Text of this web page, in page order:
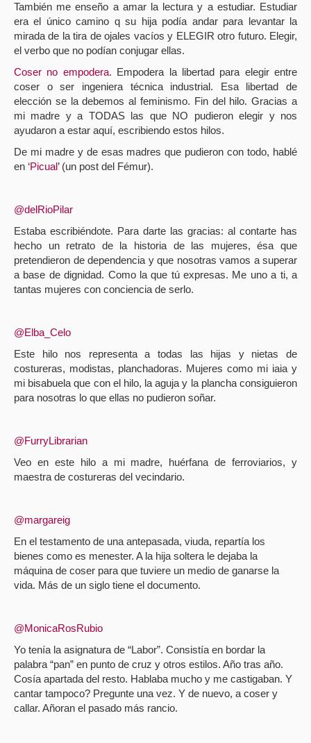
También me enseño a amar la lectura y a estudiar. Estudiar
era el único camino q su hija podía andar para levantar la
mirada de la tira de ojales vacíos y ELEGIR otro futuro. Elegir,
el verbo que no podían conjugar ellas.
Coser no empodera. Empodera la libertad para elegir entre
coser o ser ingeniera técnica industrial. Esa libertad de
elección se la debemos al feminismo. Fin del hilo. Gracias a
mi madre y a TODAS las que NO pudieron elegir y nos
ayudaron a estar aquí, escribiendo estos hilos.
De mi madre y de esas madres que pudieron con todo, hablé
en ‘Picual’ (un post del Fémur).
@delRioPilar
Estaba escribiéndote. Para darte las gracias: al contarte has
hecho un retrato de la historia de las mujeres, ésa que
pretendieron de dependencia y que nosotras vamos a superar
a base de dignidad. Como la que tú expresas. Me uno a ti, a
tantas mujeres con conciencia de serlo.
@Elba_Celo
Este hilo nos representa a todas las hijas y nietas de
costureras, modistas, planchadoras. Mujeres como mi iaia y
mi bisabuela que con el hilo, la aguja y la plancha consiguieron
para nosotras lo que ellas no pudieron soñar.
@FurryLibrarian
Veo en este hilo a mi madre, huérfana de ferroviarios, y
maestra de costureras del vecindario.
@margareig
En el testamento de una antepasada, viuda, repartía los
bienes como es menester. A la hija soltera le dejaba la
máquina de coser para que tuviere un medio de ganarse la
vida. Más de un siglo tiene el documento.
@MonicaRosRubio
Yo tenía la asignatura de “Labor”. Consistía en bordar la
palabra “pan” en punto de cruz y otros estilos. Año tras año.
Cosía apartada del resto. Hablaba mucho y me castigaban. Y
cantar tampoco? Pregunte una vez. Y de nuevo, a coser y
callar. Añoran el pasado más rancio.